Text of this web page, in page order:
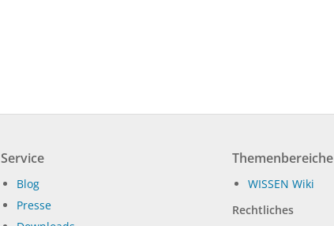
Service
Blog
Presse
Themenbereiche
WIS­SEN Wi­ki
Rechtliches